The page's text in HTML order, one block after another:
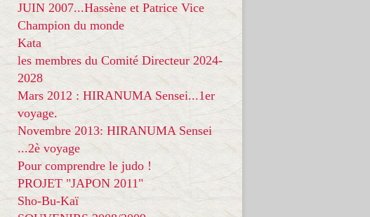
JUIN 2007...Hassène et Patrice Vice
Champion du monde
Kata
les membres du Comité Directeur 2024-
2028
Mars 2012 : HIRANUMA Sensei...1er
voyage.
Novembre 2013: HIRANUMA Sensei
...2è voyage
Pour comprendre le judo !
PROJET "JAPON 2011"
Sho-Bu-Kaï